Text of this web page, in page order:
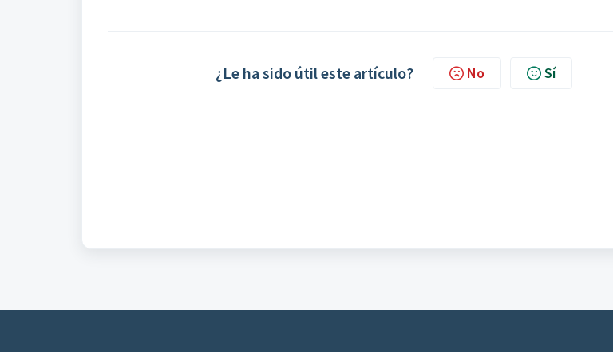
¿Le ha sido útil este artículo? No Sí